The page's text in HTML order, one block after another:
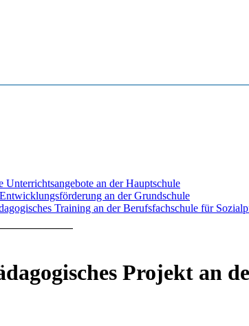
an der Hauptschule
an der Grundschule
Training an der Berufsfachschule für
Projekt an